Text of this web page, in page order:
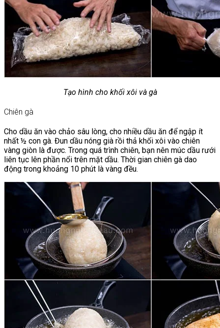
Tạo hình cho khối xôi và gà
Chiên gà
Cho dầu ăn vào chảo sâu lòng, cho nhiều dầu ăn để ngập ít
nhất ½ con gà. Đun dầu nóng già rồi thả khối xôi vào chiên
vàng giòn là được. Trong quá trình chiên, bạn nên múc dầu rưới
liên tục lên phần nổi trên mặt dầu. Thời gian chiên gà dao
động trong khoảng 10 phút là vàng đều.